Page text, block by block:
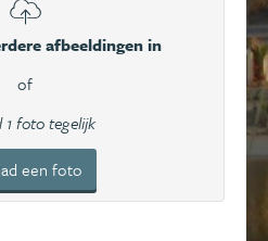
afbeeldingen in
of
1 foto tegelijk
een foto